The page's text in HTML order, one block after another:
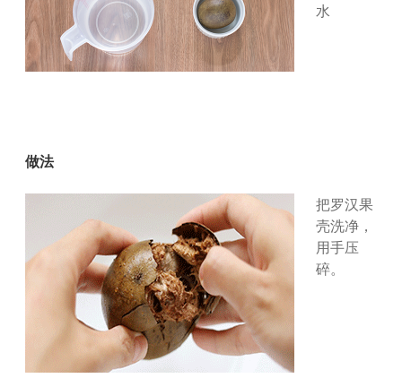
水
做法
把罗汉果
壳洗净，
用手压
碎。